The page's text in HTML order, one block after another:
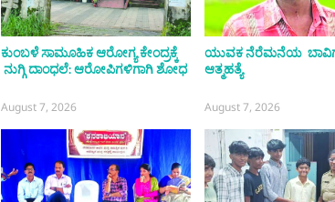
ಕುಂಬಳೆ ಸಾಮೂಹಿಕ ಆರೋಗ್ಯ ಕೇಂದ್ರಕ್ಕೆ
ನುಗ್ಗಿ ದಾಂಧಲೆ: ಆರೋಪಿಗಳಿಗಾಗಿ ಶೋಧ
August 7, 2026
ಯುವಕ ನೆರೆಮನೆಯ
ಆತ್ಮಹತ್ಯೆ
August 7, 2026